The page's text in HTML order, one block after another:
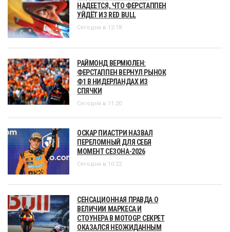
НАДЕЕТСЯ, ЧТО ФЕРСТАППЕН
УЙДЁТ ИЗ RED BULL
Сегодня в 12:18
РАЙМОНД ВЕРМЮЛЕН:
ФЕРСТАППЕН ВЕРНУЛ РЫНОК
Ф1 В НИДЕРЛАНДАХ ИЗ
СПЯЧКИ
Сегодня в 11:20
ОСКАР ПИАСТРИ НАЗВАЛ
ПЕРЕЛОМНЫЙ ДЛЯ СЕБЯ
МОМЕНТ СЕЗОНА-2026
Сегодня в 10:22
СЕНСАЦИОННАЯ ПРАВДА О
ВЕЛИЧИИ МАРКЕСА И
СТОУНЕРА В MOTOGP. СЕКРЕТ
ОКАЗАЛСЯ НЕОЖИДАННЫМ